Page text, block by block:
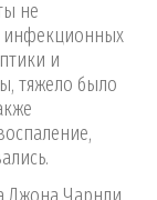
не
инфекционных
и
тяжело было